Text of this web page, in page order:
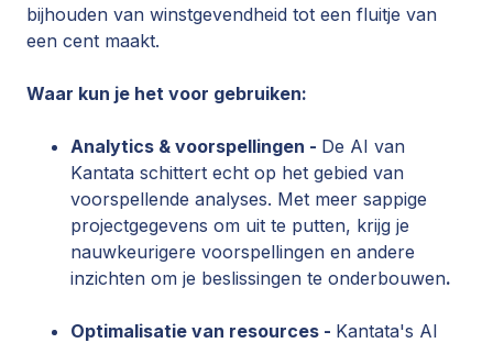
bijhouden van winstgevendheid tot een fluitje van
een cent maakt.
Waar kun je het voor gebruiken:
Analytics & voorspellingen - De AI van
Kantata schittert echt op het gebied van
voorspellende analyses. Met meer sappige
projectgegevens om uit te putten, krijg je
nauwkeurigere voorspellingen en andere
inzichten om je beslissingen te onderbouwen.
Optimalisatie van resources - Kantata's AI